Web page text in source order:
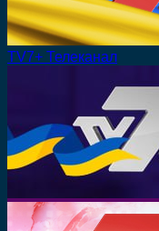
TV7+ Телеканал